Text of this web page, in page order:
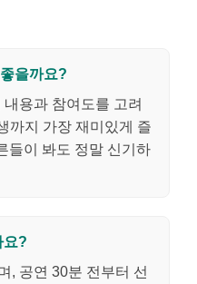
을까요?
용과 참여도를 고려
까지 가장 재미있게 즐
들이 봐도 정말 신기하
요?
, 공연 30분 전부터 선